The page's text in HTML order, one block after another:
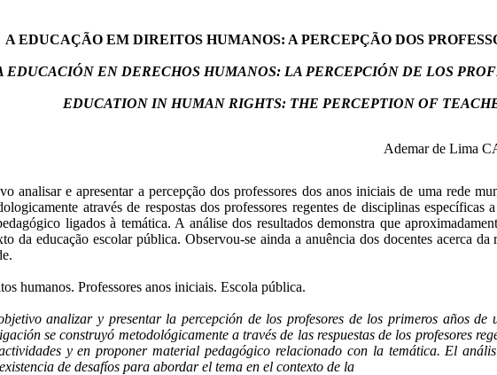
A EDUCAÇÃO EM DIREITOS HUMANOS: A PERCEPÇÃO DOS
EDUCACIÓN EN DERECHOS HUMANOS: LA PERCEPCIÓN DE LOS
EDUCATION IN HUMAN RIGHTS: THE PERCEPTION OF
Ademar de Lima
analisar e apresentar a percepção dos professores dos anos iniciais de uma rede
através de respostas dos professores regentes de disciplinas
ligados à temática. A análise dos resultados demonstra que
da educação escolar pública. Observou-se ainda a anuência dos docentes acerca
humanos. Professores anos iniciais. Escola pública.
analizar y presentar la percepción de los profesores de los primeros años
se construyó metodológicamente a través de las respuestas de los profesores
y en proponer material pedagógico relacionado con la temática. El
de desafíos para abordar el tema en el contexto de la